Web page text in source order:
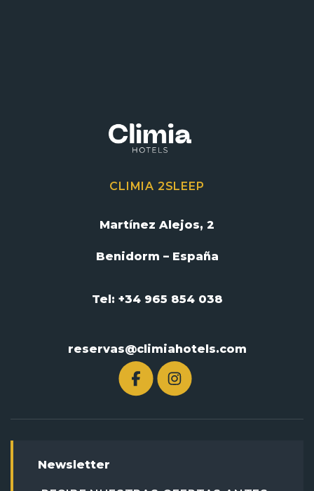
CLIMIA 2SLEEP
Martínez Alejos, 2
Benidorm – España
Tel: +34 965 854 038
reservas@climiahotels.com
Newsletter